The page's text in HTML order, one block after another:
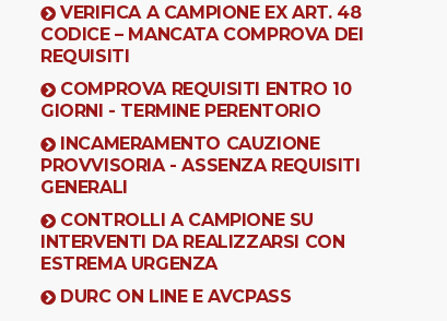
VERIFICA A CAMPIONE EX ART. 48
CODICE – MANCATA COMPROVA DEI
REQUISITI
COMPROVA REQUISITI ENTRO 10
GIORNI - TERMINE PERENTORIO
INCAMERAMENTO CAUZIONE
PROVVISORIA - ASSENZA REQUISITI
GENERALI
CONTROLLI A CAMPIONE SU
INTERVENTI DA REALIZZARSI CON
ESTREMA URGENZA
DURC ON LINE E AVCPASS